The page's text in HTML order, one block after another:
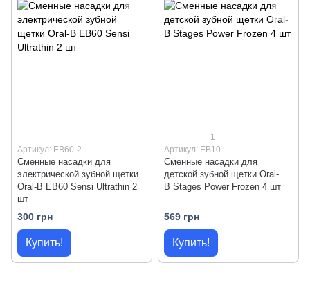
Артикул: EB60-2
Сменные насадки для
электрической зубной щетки
Oral-B EB60 Sensi Ultrathin 2
шт
300 грн
Купить!
1
Артикул: EB10
Сменные насадки для
детской зубной щетки Oral-
B Stages Power Frozen 4 шт
569 грн
Купить!